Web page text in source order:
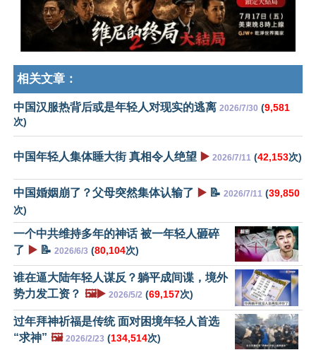
相关文章：
中国汉服热背后或是年轻人对现实的逃离 2026/7/30 (9,581
次)
中国年轻人集体睡大街 真相令人绝望 ▶️ 2026/7/11 (42,153次)
中国婚姻崩了？父母突然集体认输了 ▶️ 📝 2026/7/11 (39,850
次)
一个中共维持多年的神话 被一年轻人砸碎
了 ▶️ 📝 2026/6/3 (80,104次)
谁在逼大陆年轻人谋反？躺平成间谍，境外
势力发工资？ 🖼️▶️ 2026/5/2 (69,157次)
过年拜神祈福是传统 面对困境年轻人首选
“求神” 🖼️ 2026/2/23 (134,514次)